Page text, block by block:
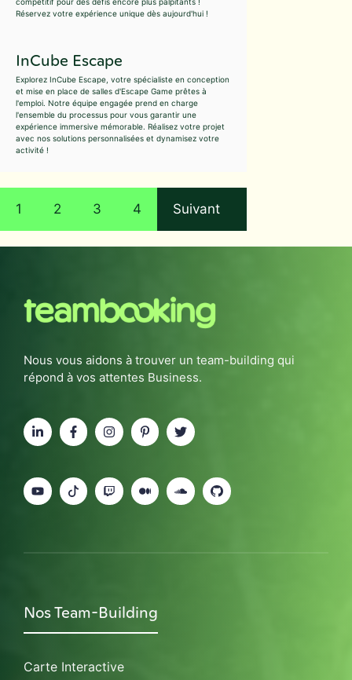
Réservez votre expérience unique dès aujourd'hui !
InCube Escape
Explorez InCube Escape, votre spécialiste en conception
et mise en place de salles d'Escape Game prêtes à
l'emploi. Notre équipe engagée prend en charge
l'ensemble du processus pour vous garantir une
expérience immersive mémorable. Réalisez votre projet
avec nos solutions personnalisées et dynamisez votre
activité !
1 2 3 4 Suivant
Nous vous aidons à trouver un team-building qui
répond à vos attentes Business.
Nos Team-Building
Carte Interactive